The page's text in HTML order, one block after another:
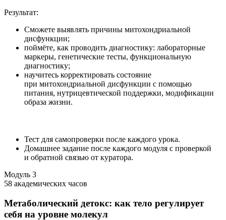
Результат:
Сможете выявлять причины митохондриальной
дисфункции;
поймёте, как проводить диагностику: лабораторные
маркеры, генетические тесты, функциональную
диагностику;
научитесь корректировать состояние
при митохондриальной дисфункции с помощью
питания, нутрицевтической поддержки, модификации
образа жизни.
Тест для самопроверки после каждого урока.
Домашнее задание после каждого модуля с проверкой
и обратной связью от куратора.
Модуль 3
58 академических часов
Метаболический детокс: как тело регулирует
себя на уровне молекул